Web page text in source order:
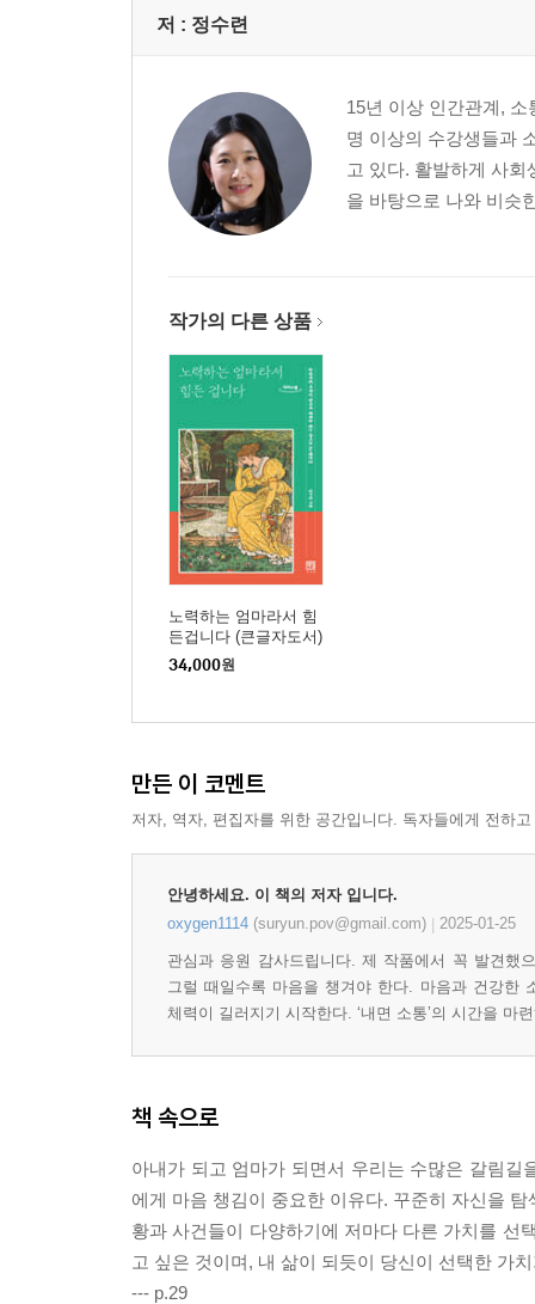
저 : 정수련
15년 이상 인간관계,
명 이상의 수강생들과
고 있다. 활발하게 사
을 바탕으로 나와 비슷
작가의 다른 상품
노력하는 엄마라서 힘
든겁니다 (큰글자도서)
34,000원
만든 이 코멘트
저자, 역자, 편집자를 위한 공간입니다. 독자들에게 전하
안녕하세요. 이 책의 저자 입니다.
oxygen1114 (suryun.pov@gmail.com) 2025-01-25
관심과 응원 감사드립니다. 제 작품에서 꼭 발견했
그럴 때일수록 마음을 챙겨야 한다. 마음과 건강한
체력이 길러지기 시작한다. ‘내면 소통’의 시간을
책 속으로
아내가 되고 엄마가 되면서 우리는 수많은 갈림
에게 마음 챙김이 중요한 이유다. 꾸준히 자신을
황과 사건들이 다양하기에 저마다 다른 가치를 선
고 싶은 것이며, 내 삶이 되듯이 당신이 선택한 가
--- p.29